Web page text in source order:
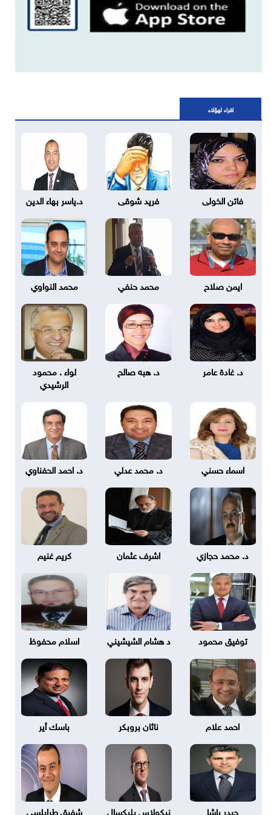
اقراء لهؤلاء
فاتن الخولى فريد شوقى د.ياسر بهاء الدين
ايمن صلاح محمد حنفي محمد النواوي
د. غادة عامر د. هبه صالح
لواء . محمود
الرشيدي
اسماء حسني د. محمد عدلي د. احمد الحفناوي
د. محمد حجازي اشرف عثمان كريم غنيم
توفيق محمود د هشام الشيشيني اسلام محفوظ
احمد علام ناثان بروبكر باسك أير
حيدر باشا نيكولاس بليكسال شفيق طرابلسي